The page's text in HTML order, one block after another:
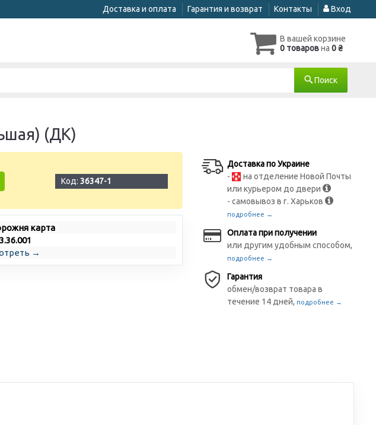
Доставка и оплата Гарантия и возврат Контакты Вход
В вашей корзине
0 товаровна 0 ₴
Поиск
(ДК)
Код:36347-1
карта
→
Доставка по Украине
-
на отделение Новой Почты
или курьером до двери
- самовывоз в г. Харьков
подробнее →
Оплата при получении
или другим удобным способом,
подробнее →
Гарантия
обмен/возврат товара в
течение 14 дней,подробнее →